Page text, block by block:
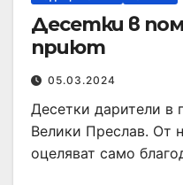
Десетки в
приют
05.03.2024
Десетки дарители
Велики Преслав. От
оцеляват само